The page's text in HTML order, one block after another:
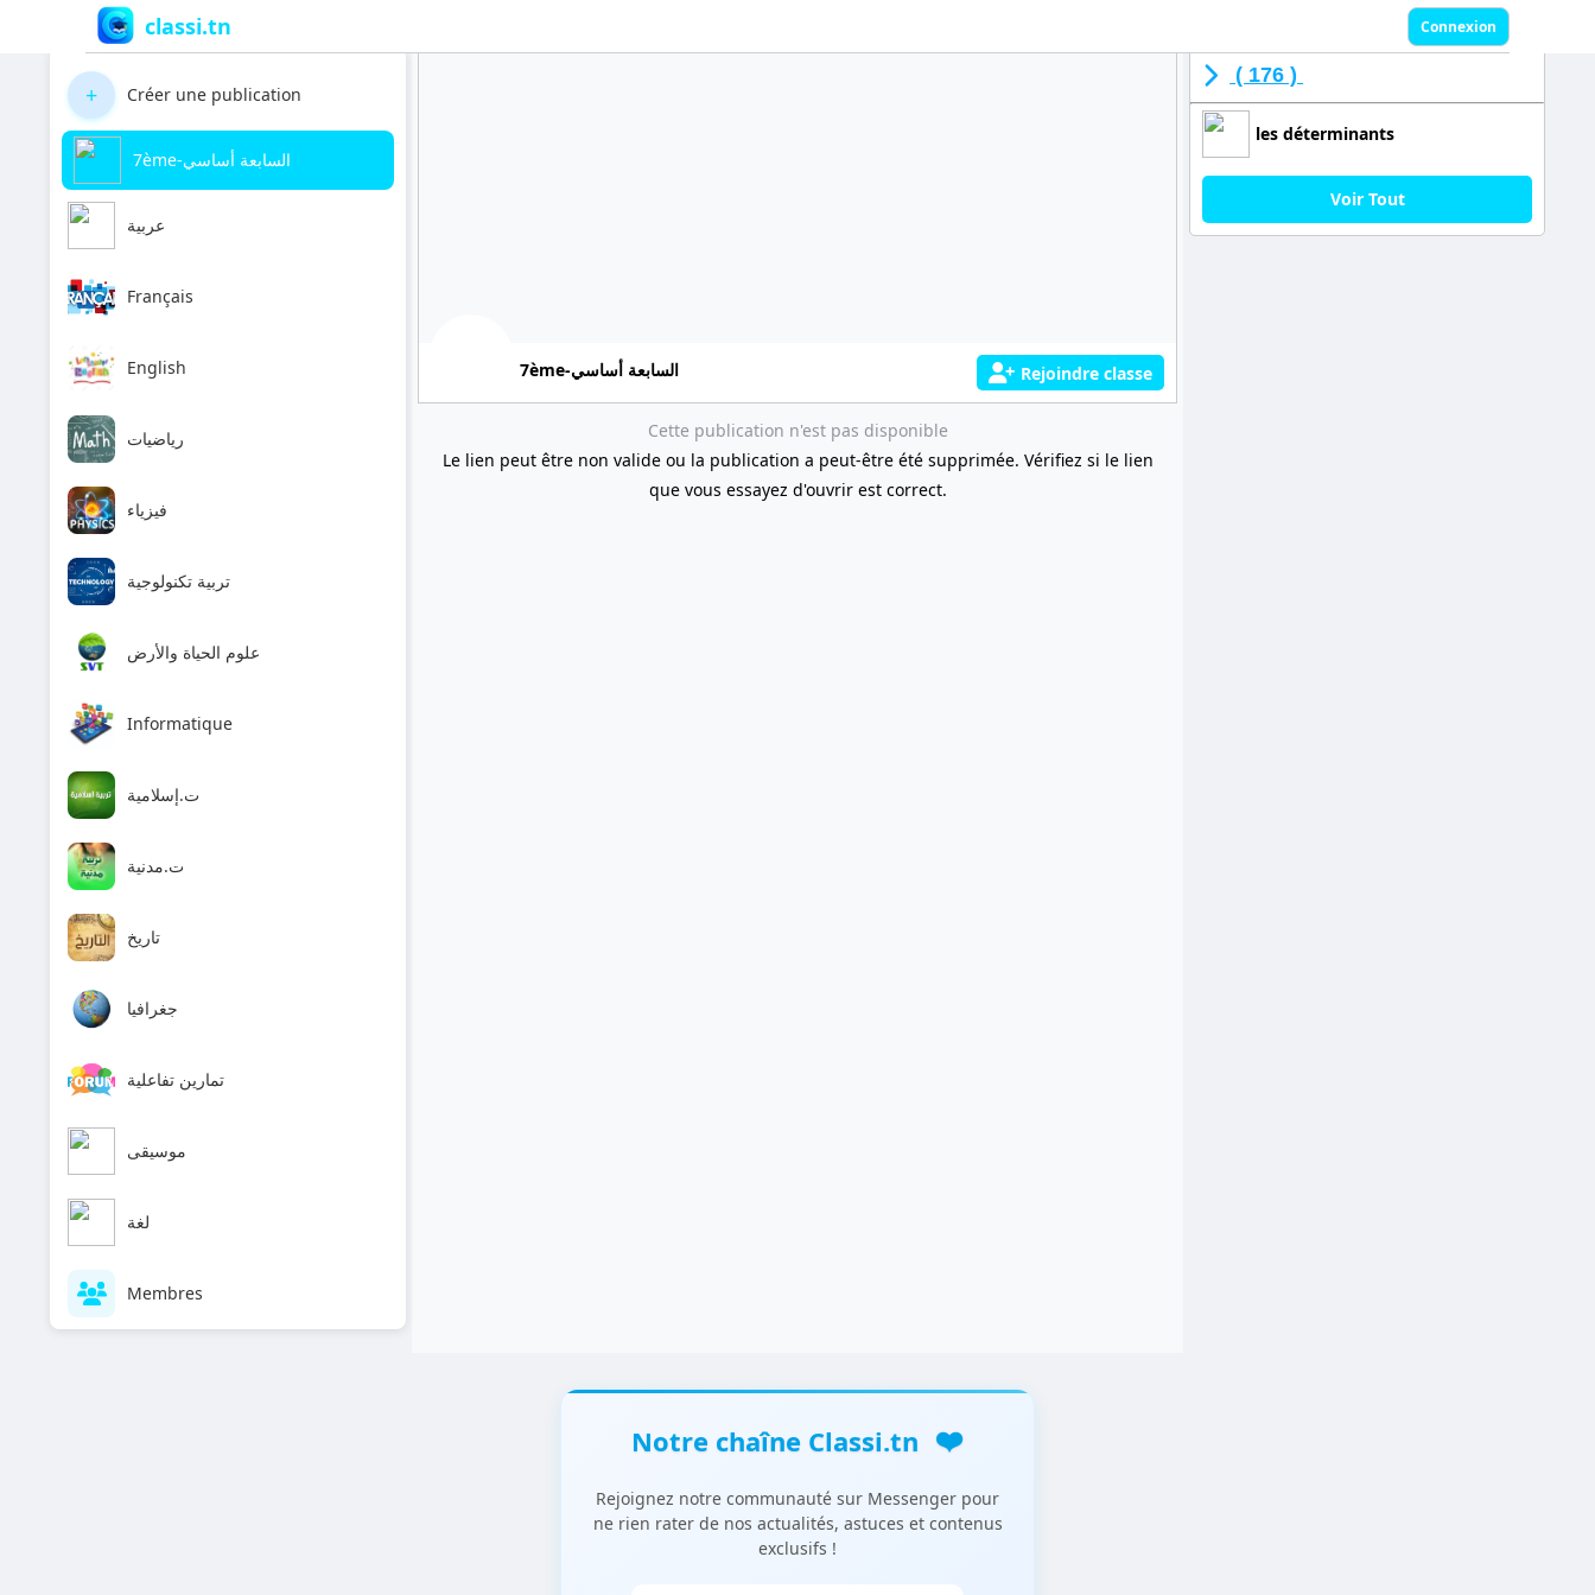
classi.tn Connexion
+ Créer une publication
7ème-السابعة أساسي
عربية
Français
English
رياضيات
فيزياء
تربية تكنولوجية
علوم الحياة والأرض
Informatique
ت.إسلامية
ت.مدنية
تاريخ
جغرافيا
تمارين تفاعلية
موسيقى
لغة
Membres
( 176 )
les déterminants
Voir Tout
7ème-السابعة أساسي Rejoindre classe
Cette publication n'est pas disponible
Le lien peut être non valide ou la publication a peut-être été supprimée. Vérifiez si le lien
que vous essayez d'ouvrir est correct.
Notre chaîne Classi.tn ❤️
Rejoignez notre communauté sur Messenger pour
ne rien rater de nos actualités, astuces et contenus
exclusifs !